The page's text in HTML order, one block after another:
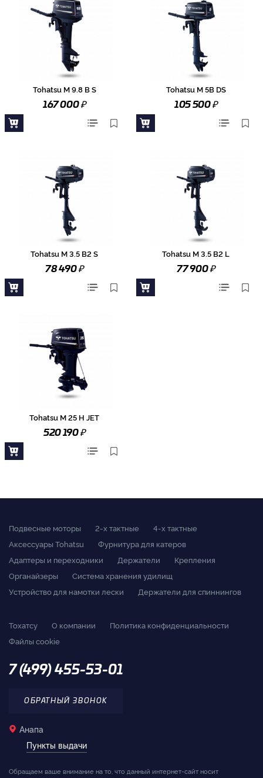
Tohatsu M 9.8 B S
167 000₽
Tohatsu M 5B DS
105 500₽
Tohatsu M 3.5 B2 S
78 490₽
Tohatsu M 3.5 B2 L
77 900₽
Tohatsu M 25 H JET
520 190₽
Подвесные моторы 2-x тактные
4-x тактные
Аксессуары Tohatsu
Фурнитура для катеров
Адаптеры и переходники
Держатели
Крепления
Органайзеры
Система хранения удилищ
Устройство для намотки лески
Держатели для спиннингов
Тохатсу О компании
Политика конфиденциальности
Файлы cookie
7 (499) 455-53-01
ОБРАТНЫЙ ЗВОНОК
Анапа
Пункты выдачи
Обращаем ваше внимание на то, что данный интернет-сайт носит